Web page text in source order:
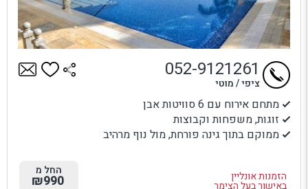
מתחם אירוח עם 6 סוויטות אבן
זוגות, משפחות וקבוצות
ממוקם בתוך גינה פורחת, מול נוף מרהיב
הזמנות אונליין
באישור בעל הצימר
052-9121261
ציפי / מוטי
החל מ
₪990